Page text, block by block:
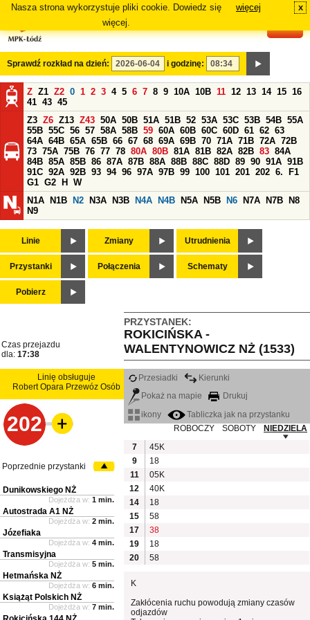
Nasza strona wykorzystuje pliki cookie. Dowiedz się
więcej.
więcej x
Sprawdź rozkład na dzień: i godzinę:
Z Z1 Z2 0 1 2 3 4 5 6 7 8 9 10A 10B 11 12 13 14 15 16
41 43 45
Z3 Z6 Z13 Z43 50A 50B 51A 51B 52 53A 53C 53B 54B 55A
55B 55C 56 57 58A 58B 59 60A 60B 60C 60D 61 62 63
64A 64B 65A 65B 66 67 68 69A 69B 70 71A 71B 72A 72B
73 75A 75B 76 77 78 80A 80B 81A 81B 82A 82B 83 84A
84B 85A 85B 86 87A 87B 88A 88B 88C 88D 89 90 91A 91B
91C 92A 92B 93 94 96 97A 97B 99 100 101 201 202 6.
F1
G1 G2 H
W
N1A
N1B N2 N3A N3B N4A N4B N5A N5B N6 N7A N7B
N8
N9
Linie Zmiany Utrudnienia
Przystanki Połączenia Schematy
Pobierz
PRZYSTANEK:
ROKICIŃSKA -
WALENTYNOWICZ NŻ (1533)
Czas przejazdu
dla: 17:38
Linię obsługuje
Robert Opara Przewóz Osób
202
Przesiadki
Kierunki
Pokaż na mapie
Drukuj
ikony
Tabliczka jak na przystanku
ROBOCZY
SOBOTY
NIEDZIELA
7
45K
9
18
11
05K
12
40K
14
18
15
58
17
38
19
18
20
58
K
Zakłócenia ruchu powodują zmiany czasów
odjazdów
Poprzednie przystanki
Dunikowskiego NŻ
Dojeżdża w: 1 min.
Autostrada A1 NŻ
Dojeżdża w: 2 min.
Józefiaka
Dojeżdża w: 4 min.
Transmisyjna
Dojeżdża w: 5 min.
Hetmańska NŻ
Dojeżdża w: 6 min.
Książąt Polskich NŻ
Dojeżdża w: 7 min.